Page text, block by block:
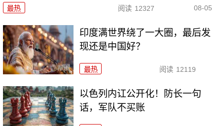
最热 阅读 12327 08-05
印度满世界绕了一大圈，最后发
现还是中国好？
最热 阅读 12119
以色列内讧公开化！防长一句
话，军队不买账